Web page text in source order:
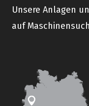
Unsere Anlagen
auf